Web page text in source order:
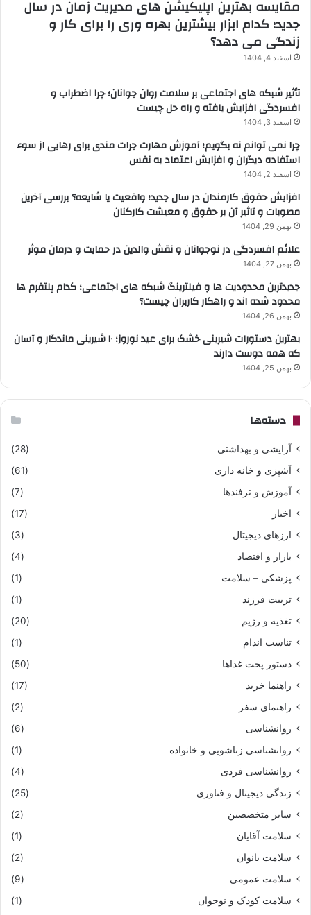
مقایسه بهترین اپلیکیشن های مدیریت زمان در سال
جدید؛ کدام ابزار بیشترین بهره وری را برای کار و
زندگی می دهد؟
اسفند 4, 1404
تأثیر شبکه های اجتماعی بر سلامت روان جوانان؛ چرا اضطراب و
افسردگی افزایش یافته و راه حل چیست
اسفند 3, 1404
چرا نمی توانم نه بگویم؛ آموزش مهارت جرات مندی برای رهایی از سوء
استفاده دیگران و افزایش اعتماد به نفس
اسفند 2, 1404
افزایش حقوق کارمندان در سال جدید؛ واقعیت یا شایعه؟ بررسی آخرین
مصوبات و تاثیر آن بر حقوق و معیشت کارکنان
بهمن 29, 1404
علائم افسردگی در نوجوانان و نقش والدین در حمایت و درمان موثر
بهمن 27, 1404
جدیدترین محدودیت ها و فیلترینگ شبکه های اجتماعی؛ کدام پلتفرم ها
محدود شده اند و راهکار کاربران چیست؟
بهمن 26, 1404
بهترین دستورات شیرینی خشک برای عید نوروز؛ ۱۰ شیرینی ماندگار و آسان
که همه دوست دارند
بهمن 25, 1404
دسته‌ها
آرایشی و بهداشتی
(28)
آشپزی و خانه داری
(61)
آموزش و ترفندها
(7)
اخبار
(17)
ارزهای دیجیتال
(3)
بازار و اقتصاد
(4)
پزشکی – سلامت
(1)
تربیت فرزند
(1)
تغذیه و رژیم
(20)
تناسب اندام
(1)
دستور پخت غذاها
(50)
راهنما خرید
(17)
راهنمای سفر
(2)
روانشناسی
(6)
روانشناسی زناشویی و خانواده
(1)
روانشناسی فردی
(4)
زندگی دیجیتال و فناوری
(25)
سایر متخصصین
(2)
سلامت آقایان
(1)
سلامت بانوان
(2)
سلامت عمومی
(9)
سلامت کودک و نوجوان
(1)